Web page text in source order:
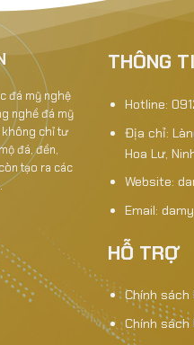
đá mỹ nghệ
nghề đá mỹ
không chỉ tư
đá, đền,
tạo ra các
THÔNG
Hotline:
Địa chỉ:
Hoa Lư,
Website:
Email:
HỖ TRỢ
Chính sách
Chính